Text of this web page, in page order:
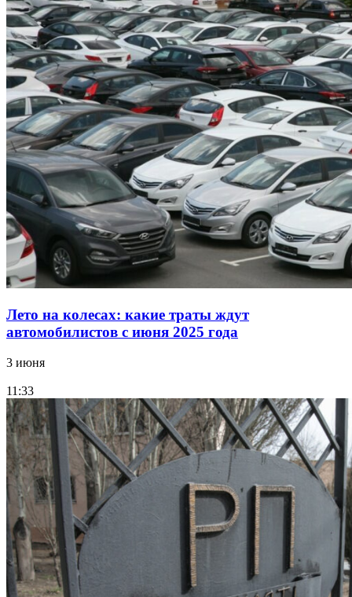
Лето на колесах: какие траты ждут
автомобилистов с июня 2025 года
3 июня
11:33